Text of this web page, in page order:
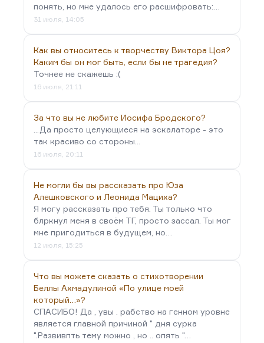
понять, но мне удалось его расшифровать:…
31 июля, 14:05
Как вы относитесь к творчеству Виктора Цоя?
Каким бы он мог быть, если бы не трагедия?
Точнее не скажешь :(
16 июля, 21:11
За что вы не любите Иосифа Бродского?
...Да просто целующиеся на эскалаторе - это
так красиво со стороны...
16 июля, 20:11
Не могли бы вы рассказать про Юза
Алешковского и Леонида Мациха?
Я могу рассказать про тебя. Ты только что
блркнул меня в своём ТГ, просто зассал. Ты мог
мне пригодиться в будущем, но…
12 июля, 15:25
Что вы можете сказать о стихотворении
Беллы Ахмадулиной «По улице моей
который…»?
СПАСИБО! Да , увы . рабство на генном уровне
является главной причиной " дня сурка
".Развивпть тему можно , но .. опять "…